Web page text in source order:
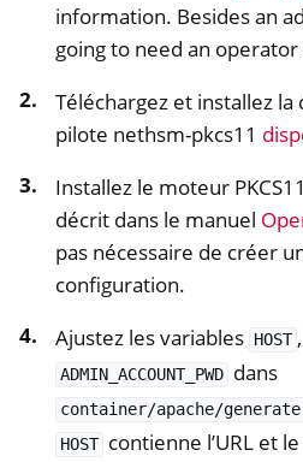
information. Besides an
going to need an operator
Téléchargez et installez
pilote nethsm-pkcs11
Installez le moteur
décrit dans le manuel
pas nécessaire de créer
configuration.
Ajustez les variables HOST ,
ADMIN_ACCOUNT_PWD dans
container/apache/
HOST contienne l’URL et